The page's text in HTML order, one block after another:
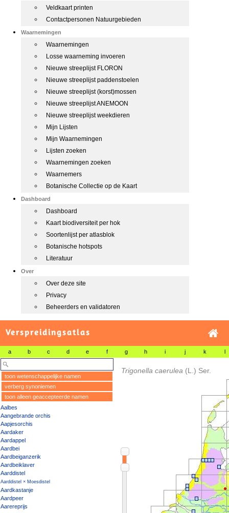
Veldkaart printen
Contactpersonen Natuurgebieden
Waarnemingen
Waarnemingen
Losse waarneming invoeren
Nieuwe streeplijst FLORON
Nieuwe streeplijst paddenstoelen
Nieuwe streeplijst (korst)mossen
Nieuwe streeplijst ANEMOON
Nieuwe streeplijst weekdieren
Mijn Lijsten
Mijn Waarnemingen
Lijsten zoeken
Waarnemingen zoeken
Waarnemers
Botanische Collectie op de Kaart
Dashboard
Dashboard
Kaart biodiversiteit per hok
Soortenlijst per atlasblok
Botanische hotspots
Literatuur
Over
Over deze site
Privacy
Beheerders en validatoren
Verspreidingsatlas
a b c d e f g h i j k l
toon wetenschappelijke namen
verberg synoniemen
toon alleen geaccepteerde namen
Aalbes
Aangebrande orchis
Aapjesorchis
Aardaker
Aardappel
Aardbei
Aardbeiganzerik
Aardbeiklaver
Aarddistel
Aarddistel × Moesdistel
Aardkastanje
Aardpeer
Aarereprijs
Trigonella caerulea (L.) Ser.